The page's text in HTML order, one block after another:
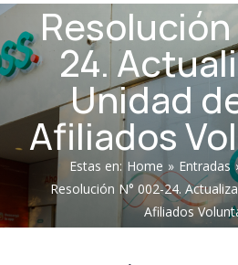
Inicio
Comunidad Afiliada
Afiliaciones
Cartilla de Prestadores
Coseguros
Prestadores
Nomencladores
Formularios
Institucional
Acerca de APROSS
PORTAL DE
24.
Unidad
Afiliados
Estas en: Home » Entradas
Resolución N° 002-24.
Afiliados